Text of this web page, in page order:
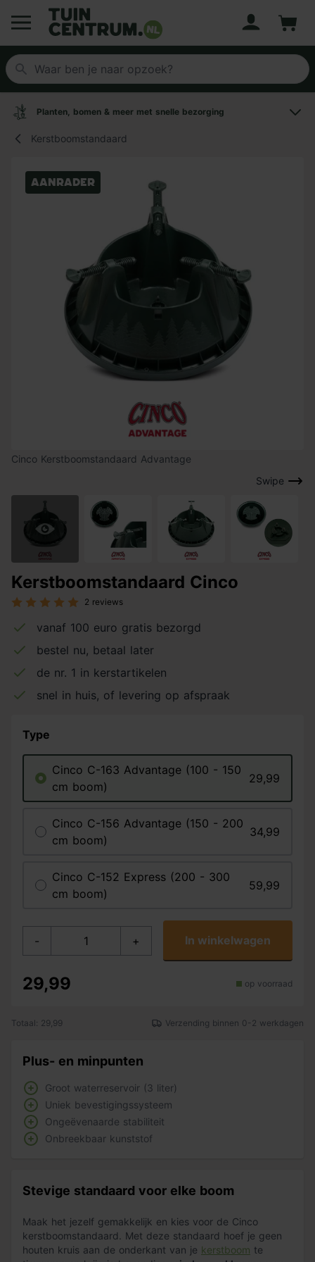
Logo Tuincentrum.nl
Planten, bomen & meer met snelle bezorging
Kerstboomstandaard
Swipe
Aanrader
Cinco Kerstboomstandaard Advantage
Kerstboomstandaard Cinco
2 reviews
vanaf 100 euro gratis bezorgd
bestel nu, betaal later
de nr. 1 in kerstartikelen
snel in huis, of levering op afspraak
Type
Cinco C-163 Advantage (100 - 150
cm boom)
29,99
Cinco C-156 Advantage (150 - 200
cm boom)
34,99
Cinco C-152 Express (200 - 300
cm boom)
59,99
- + In winkelwagen
29,99 op voorraad
Totaal: 29,99 Verzending binnen 0-2 werkdagen
Plus- en minpunten
Groot waterreservoir (3 liter)
Uniek bevestigingssysteem
Ongeëvenaarde stabiliteit
Onbreekbaar kunststof
Stevige standaard voor elke boom
Maak het jezelf gemakkelijk en kies voor de Cinco
kerstboomstandaard. Met deze standaard hoef je geen
houten kruis aan de onderkant van je kerstboom te